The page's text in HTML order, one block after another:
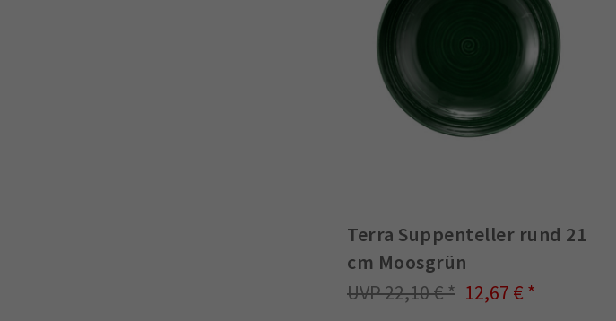
Terra Suppenteller rund 21
cm Moosgrün
22,10 €
12,67 €